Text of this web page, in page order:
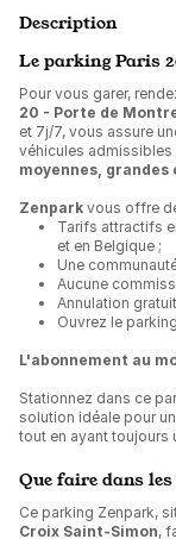
Description
Le parking Paris
Pour vous garer,
20 - Porte de
et 7j/7, vous assure
véhicules admissibles
moyennes, grandes
Zenpark vous offre
Tarifs attractifs
et en Belgique ;
Une
Aucune
Annulation
Ouvrez le
L'abonnement au
Stationnez dans ce
solution idéale pour
tout en ayant toujours
Que faire dans
Ce parking Zenpark,
Croix Saint-Simon,